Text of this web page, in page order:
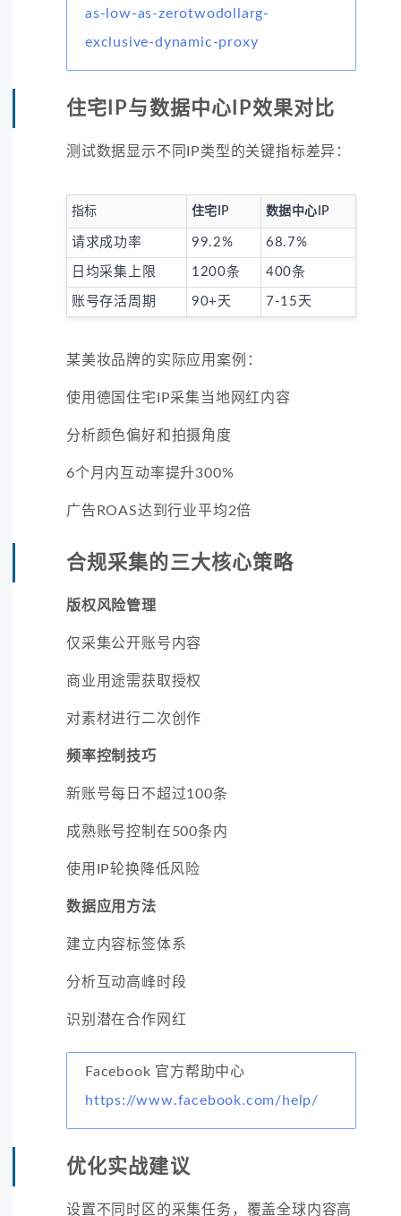
as-low-as-zerotwodollarg-
exclusive-dynamic-proxy
住宅IP与数据中心IP效果对比
测试数据显示不同IP类型的关键指标差异：
指标 住宅IP 数据中心IP
请求成功率 99.2% 68.7%
日均采集上限 1200条 400条
账号存活周期 90+天 7-15天
某美妆品牌的实际应用案例：
使用德国住宅IP采集当地网红内容
分析颜色偏好和拍摄角度
6个月内互动率提升300%
广告ROAS达到行业平均2倍
合规采集的三大核心策略
版权风险管理
仅采集公开账号内容
商业用途需获取授权
对素材进行二次创作
频率控制技巧
新账号每日不超过100条
成熟账号控制在500条内
使用IP轮换降低风险
数据应用方法
建立内容标签体系
分析互动高峰时段
识别潜在合作网红
Facebook 官方帮助中心
https://www.facebook.com/help/
优化实战建议
设置不同时区的采集任务，覆盖全球内容高